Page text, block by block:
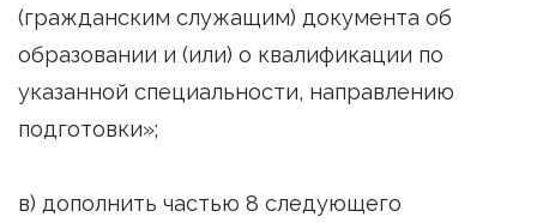
(гражданским служащим) документа об
образовании и (или) о квалификации по
указанной специальности, направлению
подготовки»;
в) дополнить частью 8 следующего